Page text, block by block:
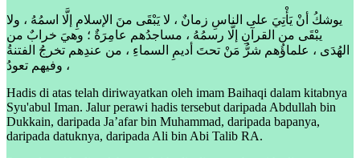
يوشكُ أنْ يَأْتِيَ على الناسِ زمانٌ ، لا يَبْقَى منَ الإسلامِ إلَّا اسمُهُ ، ولا
يبْقَى من القرآنِ إلَّا رسمُهُ ، مساجدُهم عامِرَةٌ ؛ وهيَ خرابٌ من
الهُدَى ، علماؤُهم شرُّ مَنْ تحتَ أديمِ السماءِ ، من عندِهم تخرجُ الفتنةُ
، وفيهم تعودُ
Hadis di atas telah diriwayatkan oleh imam Baihaqi dalam kitabnya
Syu'abul Iman. Jalur perawi hadis tersebut daripada Abdullah bin
Dukkain, daripada Ja’afar bin Muhammad, daripada bapanya,
daripada datuknya, daripada Ali bin Abi Talib RA.